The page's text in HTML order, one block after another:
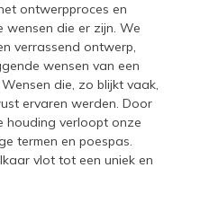
ontwerpproces en
die er zijn. We
verrassend ontwerp,
wensen van een
die, zo blijkt vaak,
ervaren werden. Door
houding verloopt onze
termen en poespas.
vlot tot een uniek en